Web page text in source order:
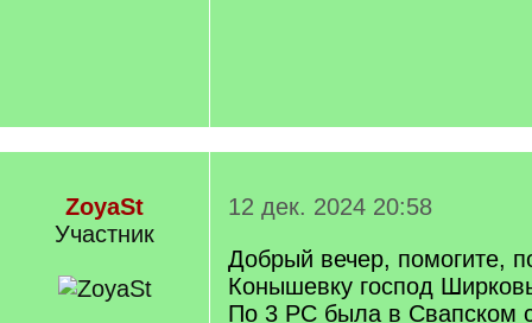
ZoyaSt
Участник
12 дек. 2024 20:58
Добрый вечер, помогите,
Конышевку господ
По 3 РС была в Свапском